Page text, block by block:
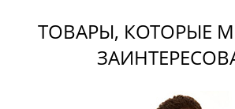
ТОВАРЫ, КОТОРЫЕ